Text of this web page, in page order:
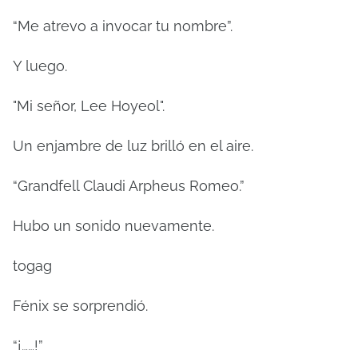
“Me atrevo a invocar tu nombre”.
Y luego.
"Mi señor, Lee Hoyeol".
Un enjambre de luz brilló en el aire.
“Grandfell Claudi Arpheus Romeo.”
Hubo un sonido nuevamente.
togag
Fénix se sorprendió.
“¡……!”